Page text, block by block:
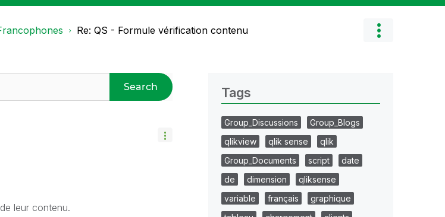
Re: QS - Formule vérification contenu
Search
leur contenu.
Tags
Group_Discussions
Group_Blogs
qlikview
qlik sense
qlik
Group_Documents
script
date
de
dimension
qliksense
variable
français
graphique